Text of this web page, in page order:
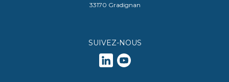
33170 Gradignan
SUIVEZ-NOUS